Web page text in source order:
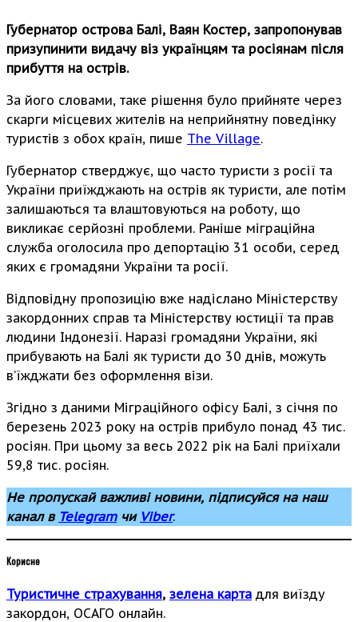
Губернатор острова Балі, Ваян Костер, запропонував
призупинити видачу віз українцям та росіянам після
прибуття на острів.
За його словами, таке рішення було прийняте через
скарги місцевих жителів на неприйнятну поведінку
туристів з обох країн, пише The Village.
Губернатор стверджує, що часто туристи з росії та
України приїжджають на острів як туристи, але потім
залишаються та влаштовуються на роботу, що
викликає серйозні проблеми. Раніше міграційна
служба оголосила про депортацію 31 особи, серед
яких є громадяни України та росії.
Відповідну пропозицію вже надіслано Міністерству
закордонних справ та Міністерству юстиції та прав
людини Індонезії. Наразі громадяни України, які
прибувають на Балі як туристи до 30 днів, можуть
в’їжджати без оформлення візи.
Згідно з даними Міграційного офісу Балі, з січня по
березень 2023 року на острів прибуло понад 43 тис.
росіян. При цьому за весь 2022 рік на Балі приїхали
59,8 тис. росіян.
Не пропускай важливі новини, підписуйся на наш
канал в Telegramчи Viber.
Корисне
Туристичне страхування, зелена карта для виїзду
закордон, ОСАГО онлайн.